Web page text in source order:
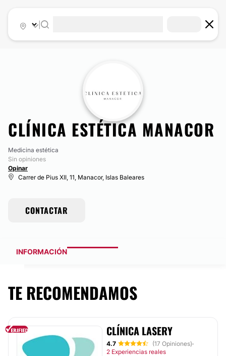
CLÍNICA ESTÉTICA MANACOR
Medicina estética
Sin opiniones
Opinar
Carrer de Pius XII, 11, Manacor, Islas Baleares
CONTACTAR
INFORMACIÓN
TE RECOMENDAMOS
CLÍNICA LASERY
4.7 (17 Opiniones)·
2 Experiencias reales